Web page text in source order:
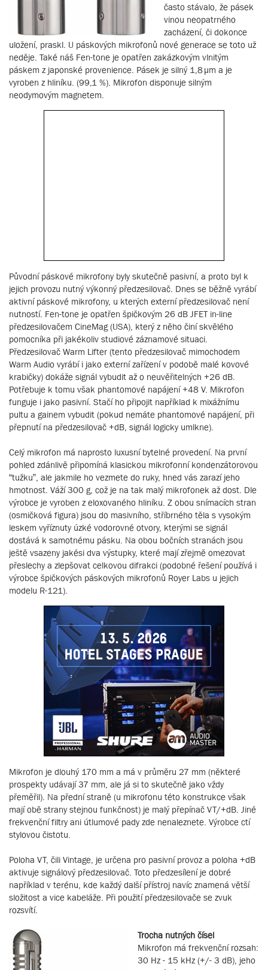
často stávalo, že pásek
vinou neopatrného
zacházení, či dokonce
uložení, praskl. U páskových mikrofonů nové generace se toto už
neděje. Také náš Fen-tone je opatřen zakázkovým vlnitým
páskem z japonské provenience. Pásek je silný 1,8 µm a je
vyroben z hliníku. (99,1 %). Mikrofon disponuje silným
neodymovým magnetem.
Původní páskové mikrofony byly skutečně pasivní, a proto byl k
jejich provozu nutný výkonný předzesilovač. Dnes se běžně vyrábí
aktivní páskové mikrofony, u kterých externí předzesilovač není
nutností. Fen-tone je opatřen špičkovým 26 dB JFET in-line
předzesilovačem CineMag (USA), který z něho činí skvělého
pomocníka při jakékoliv studiové záznamové situaci.
Předzesilovač Warm Lifter (tento předzesilovač mimochodem
Warm Audio vyrábí i jako externí zařízení v podobě malé kovové
krabičky) dokáže signál vybudit až o neuvěřitelných +26 dB.
Potřebuje k tomu však phantomové napájení +48 V. Mikrofon
funguje i jako pasivní. Stačí ho připojit například k mixážnímu
pultu a gainem vybudit (pokud nemáte phantomové napájení, při
přepnutí na předzesilovač +dB, signál logicky umlkne).
Celý mikrofon má naprosto luxusní bytelné provedení. Na první
pohled zdánlivě připomíná klasickou mikrofonní kondenzátorovou
“tužku”, ale jakmile ho vezmete do ruky, hned vás zarazí jeho
hmotnost. Váží 300 g, což je na tak malý mikrofonek až dost. Dle
výrobce je vyroben z eloxovaného hliníku. Z obou snímacích stran
(osmičková figura) jsou do masivního, stříbrného těla s vysokým
leskem vyříznuty úzké vodorovné otvory, kterými se signál
dostává k samotnému pásku. Na obou bočních stranách jsou
ještě vsazeny jakési dva výstupky, které mají zřejmě omezovat
přeslechy a zlepšovat celkovou difrakci (podobné řešení používá i
výrobce špičkových páskových mikrofonů Royer Labs u jejich
modelu R-121).
Mikrofon je dlouhý 170 mm a má v průměru 27 mm (některé
prospekty udávají 37 mm, ale já si to skutečně jako vždy
přeměřil). Na přední straně (u mikrofonu této konstrukce však
mají obě strany stejnou funkčnost) je malý přepínač VT/+dB. Jiné
frekvenční filtry ani útlumové pady zde nenaleznete. Výrobce ctí
stylovou čistotu.
Poloha VT, čili Vintage, je určena pro pasivní provoz a poloha +dB
aktivuje signálový předzesilovač. Toto předzesílení je dobré
například v terénu, kde každý další přístroj navíc znamená větší
složitost a vice kabeláže. Při použití předzesilovače se zvuk
rozsvítí.
Trocha nutných čísel
Mikrofon má frekvenční rozsah:
30 Hz - 15 kHz (+/- 3 dB), jeho